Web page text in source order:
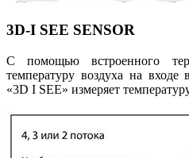
3D-I SEE SENSOR
С помощью встроенного
температуру воздуха на входе
«3D I SEE» измеряет